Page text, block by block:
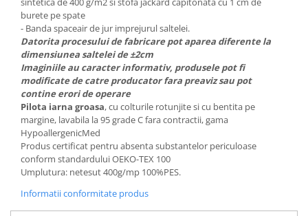
burete pe spate
- Banda spaceair de jur imprejurul saltelei.
Datorita procesului de fabricare pot aparea diferente la
dimensiunea saltelei de ±2cm
Imaginiile au caracter informativ, produsele pot fi
modificate de catre producator fara preaviz sau pot
contine erori de operare
Pilota iarna groasa, cu colturile rotunjite si cu bentita pe
margine, lavabila la 95 grade C fara contractii, gama
HypoallergenicMed
Produs certificat pentru absenta substantelor periculoase
conform standardului OEKO-TEX 100
Umplutura: netesut 400g/mp 100%PES.
Informatii conformitate produs